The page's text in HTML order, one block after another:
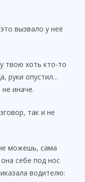
вызвало у неё
твою хоть кто-то
руки опустил…
иначе.
так и не
можешь, сама
себе под нос
водителю: